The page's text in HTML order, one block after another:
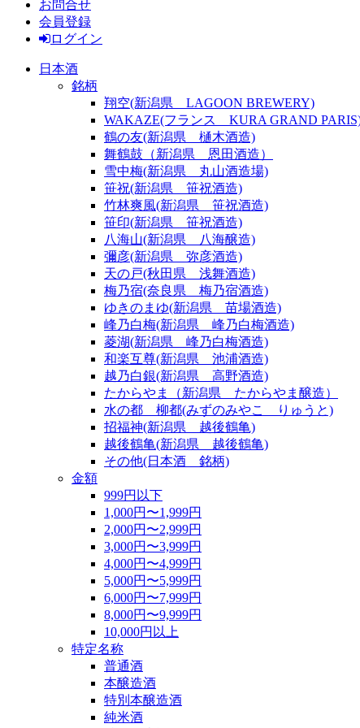
お問合せ
会員登録
ログイン
日本酒
銘柄
翔空(新潟県 LAGOON BREWERY)
WAKAZE(フランス KURA GRAND
鶴の友(新潟県 樋木酒造)
舞鶴鼓（新潟県 恩田酒造）
雪中梅(新潟県 丸山酒造場)
笹祝(新潟県 笹祝酒造)
竹林爽風(新潟県 笹祝酒造)
笹印(新潟県 笹祝酒造)
八海山(新潟県 八海醸造)
彌彦(新潟県 弥彦酒造)
天の戸(秋田県 浅舞酒造)
梅乃宿(奈良県 梅乃宿酒造)
ゆきのまゆ(新潟県 苗場酒造)
峰乃白梅(新潟県 峰乃白梅酒造)
菱湖(新潟県 峰乃白梅酒造)
和楽互尊(新潟県 池浦酒造)
越乃白銀(新潟県 高野酒造)
たからやま（新潟県 たからやま醸造）
水の都 柳都(みずのみやこ りゅうと)
招福神(新潟県 越後鶴亀)
越後鶴亀(新潟県 越後鶴亀)
その他(日本酒 銘柄)
金額
999円以下
1,000円〜1,999円
2,000円〜2,999円
3,000円〜3,999円
4,000円〜4,999円
5,000円〜5,999円
6,000円〜7,999円
8,000円〜9,999円
10,000円以上
特定名称
普通酒
本醸造酒
特別本醸造酒
純米酒